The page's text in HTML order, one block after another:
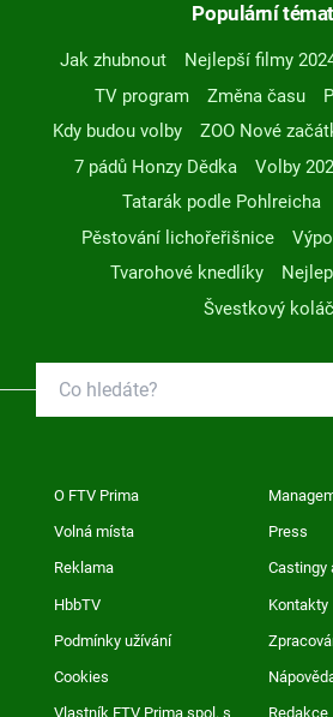
Populární
Jak zhubnout Nejlepší filmy
TV program
Změna času
Kdy budou volby
ZOO Nové
7 pádů Honzy Dědka
Volby
Tatarák podle Pohlreicha
Pěstování lichořeřišnice
Tvarohové knedlíky
Švestkový koláč
O FTV Prima
Volná místa Press
Reklama Castingy
HbbTV Kontakty
Podmínky užívání
Cookies
Vlastník FTV Prima spol. s Redakce